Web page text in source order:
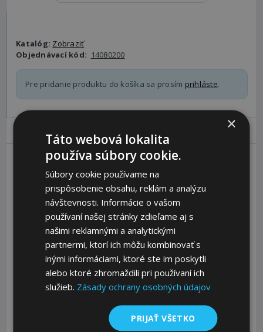
Katalóg: Zobraziť
Objednávací kód: 14080200
Pre pridanie produktu do košíka sa prosím prihláste.
F max. at normal [N]
350
F max. at hard [N]
s max. at normal [mm]
s max. at hard [mm]
40
D [mm]
58
M10
×
Táto webová lokalita
používa súbory cookie.
Súbory cookie používame na
prispôsobenie obsahu, reklám a analýzu
návštevnosti. Informácie o vašom
používaní našej stránky zdieľame aj s
našimi reklamnými a analytickými
partnermi, ktorí ich môžu kombinovať s
inými informáciami, ktoré ste im poskytli
alebo ktoré zhromaždili pri používaní ich
služieb. Zásady ochrany osobných údajov
PRIJAŤ VŠETKO